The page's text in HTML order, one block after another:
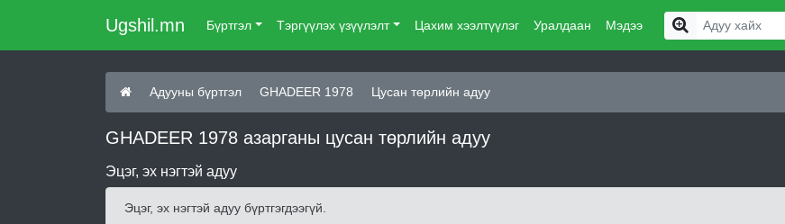
Ugshil.mn Бүртгэл Тэргүүлэх үзүүлэлт Цахим хээлтүүлэг Уралдаан Мэдээ
Адууны бүртгэл GHADEER 1978 Цусан төрлийн адуу
GHADEER 1978 азарганы цусан төрлийн адуу
Эцэг, эх нэгтэй адуу
Эцэг, эх нэгтэй адуу бүртгэгдээгүй.